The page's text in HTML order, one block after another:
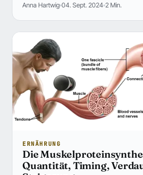
Anna Hartwig 04. Sept. 2024 2 Min.
ERNÄHRUNG
Die
Quantität, Timing,